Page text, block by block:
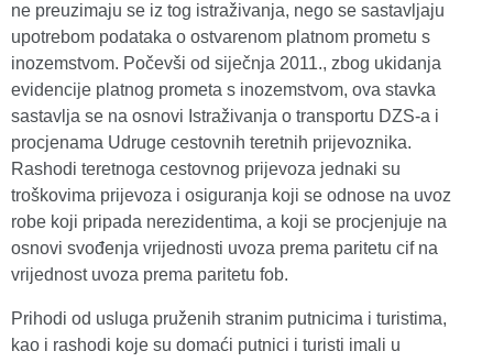
ne preuzimaju se iz tog istraživanja, nego se sastavljaju
upotrebom podataka o ostvarenom platnom prometu s
inozemstvom. Počevši od siječnja 2011., zbog ukidanja
evidencije platnog prometa s inozemstvom, ova stavka
sastavlja se na osnovi Istraživanja o transportu DZS-a i
procjenama Udruge cestovnih teretnih prijevoznika.
Rashodi teretnoga cestovnog prijevoza jednaki su
troškovima prijevoza i osiguranja koji se odnose na uvoz
robe koji pripada nerezidentima, a koji se procjenjuje na
osnovi svođenja vrijednosti uvoza prema paritetu cif na
vrijednost uvoza prema paritetu fob.
Prihodi od usluga pruženih stranim putnicima i turistima,
kao i rashodi koje su domaći putnici i turisti imali u